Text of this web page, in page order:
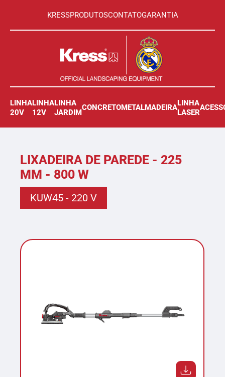
KRESSPRODUTOSCONTATOGARANTIA
LINHA
20V
LINHA
12V
LINHA
JARDIM
CONCRETOMETALMADEIRA
LINHA
LASER
LIXADEIRA DE PAREDE - 225
MM - 800 W
KUW45 - 220 V